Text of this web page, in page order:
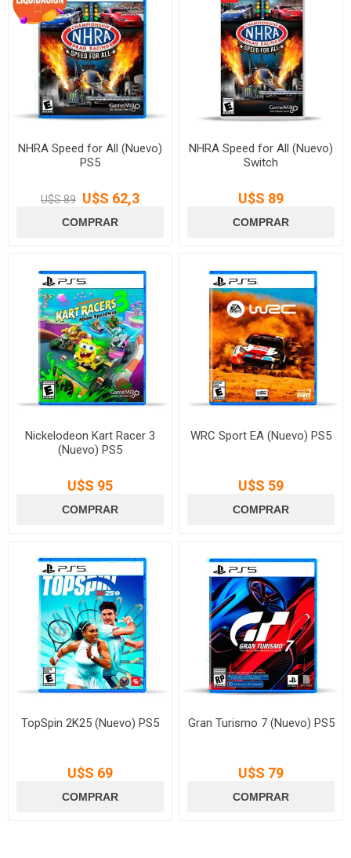
NHRA Speed for All (Nuevo)
PS5
U$S 89 U$S 62,3
NHRA Speed for All (Nuevo)
Switch
U$S 89
Nickelodeon Kart Racer 3
(Nuevo) PS5
U$S 95
WRC Sport EA (Nuevo) PS5
U$S 59
TopSpin 2K25 (Nuevo) PS5
U$S 69
Gran Turismo 7 (Nuevo) PS5
U$S 79